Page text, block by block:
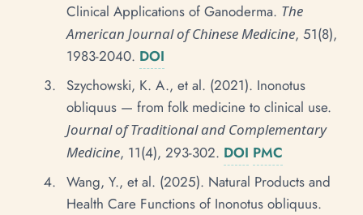
Clinical Applications of Ganoderma. The
American Journal of Chinese Medicine, 51(8),
1983-2040. DOI
Szychowski, K. A., et al. (2021). Inonotus
obliquus — from folk medicine to clinical use.
Journal of Traditional and Complementary
Medicine, 11(4), 293-302. DOI PMC
Wang, Y., et al. (2025). Natural Products and
Health Care Functions of Inonotus obliquus.